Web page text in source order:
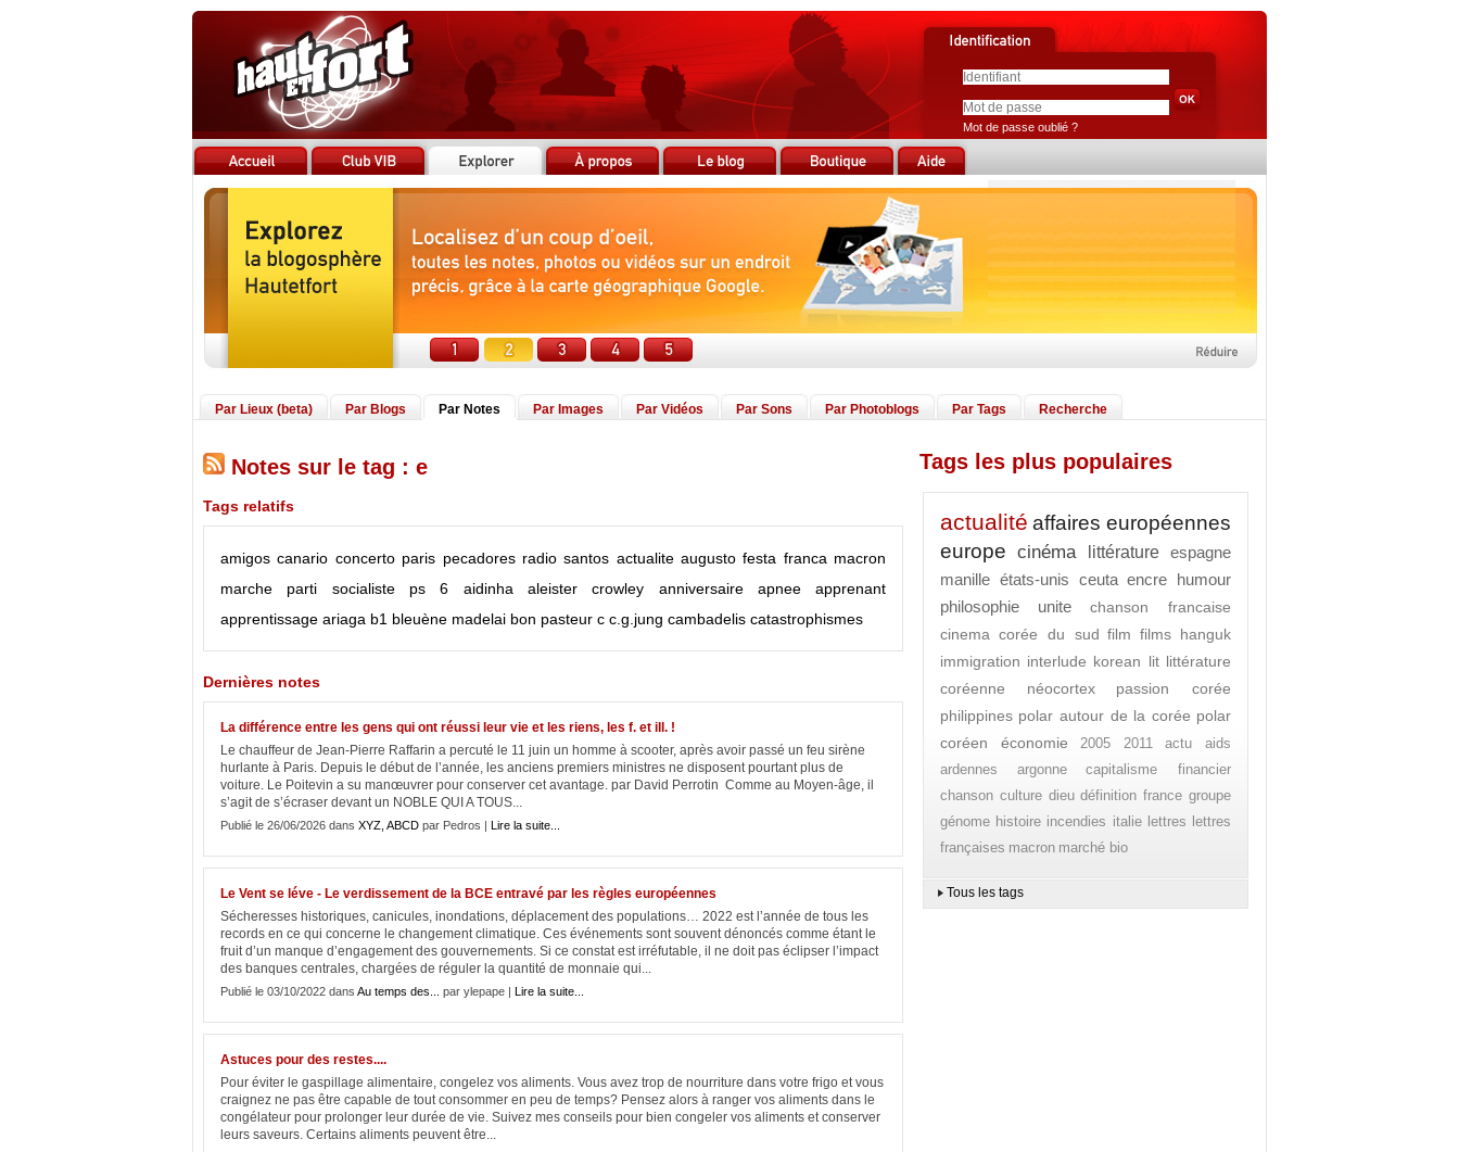
Mot de passe oublié ?
Par Lieux (beta) Par Blogs Par Notes Par Images Par Vidéos Par Sons Par Photoblogs Par Tags Recherche
Notes sur le tag : e
Tags relatifs
amigos canario concerto paris pecadores radio santos actualite augusto festa franca macron
marche
parti socialiste ps 6 aidinha aleister crowley anniversaire apnee
apprenant
apprentissage ariaga b1 bleuène madelai bon pasteur c c.g.jung cambadelis catastrophismes
Dernières notes
La différence entre les gens qui ont réussi leur vie et les riens, les f. et ill. !
Le chauffeur de Jean-Pierre Raffarin a percuté le 11 juin un homme à scooter, après avoir passé un feu sirène
hurlante à Paris. Depuis le début de l’année, les anciens premiers ministres ne disposent pourtant plus de
voiture. Le Poitevin a su manœuvrer pour conserver cet avantage. par David Perrotin Comme au Moyen-âge, il
s’agit de s’écraser devant un NOBLE QUI A TOUS...
Publié le 26/06/2026 dans XYZ, ABCD par Pedros | Lire la suite...
Le Vent se léve - Le verdissement de la BCE entravé par les règles européennes
Sécheresses historiques, canicules, inondations, déplacement des populations… 2022 est l’année de tous les
records en ce qui concerne le changement climatique. Ces événements sont souvent dénoncés comme étant le
fruit d’un manque d’engagement des gouvernements. Si ce constat est irréfutable, il ne doit pas éclipser l’impact
des banques centrales, chargées de réguler la quantité de monnaie qui...
Publié le 03/10/2022 dans Au temps des... par ylepape | Lire la suite...
Astuces pour des restes....
Pour éviter le gaspillage alimentaire, congelez vos aliments. Vous avez trop de nourriture dans votre frigo et vous
craignez ne pas être capable de tout consommer en peu de temps? Pensez alors à ranger vos aliments dans le
congélateur pour prolonger leur durée de vie. Suivez mes conseils pour bien congeler vos aliments et conserver
leurs saveurs. Certains aliments peuvent être...
Tags les plus populaires
actualité affaires européennes
europe cinéma littérature
espagne
manille états-unis ceuta encre humour
philosophie
unite
chanson francaise
cinema corée du sud film films hanguk
immigration interlude korean lit littérature
coréenne
néocortex
passion corée
philippines polar autour de la corée polar
coréen
économie 2005 2011 actu
aids
ardennes
argonne
capitalisme financier
chanson culture dieu définition france groupe
génome histoire incendies italie lettres lettres
françaises macron marché bio
Tous les tags